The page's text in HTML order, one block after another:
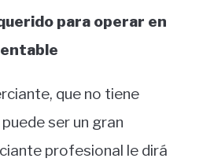
para operar en
que no tiene
ser un gran
profesional le dirá